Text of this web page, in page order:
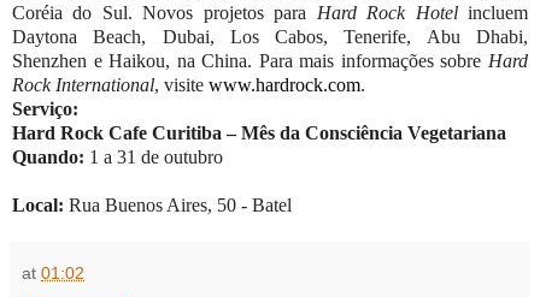
Coréia do Sul. Novos projetos para Hard Rock Hotelincluem
Daytona Beach, Dubai, Los Cabos, Tenerife, Abu Dhabi,
Shenzhen e Haikou, na China. Para mais informações sobre Hard
Rock International, visite www.hardrock.com.
Serviço:
Hard Rock Cafe Curitiba – Mês da Consciência Vegetariana
Quando: 1 a 31 de outubro
Local: Rua Buenos Aires, 50 - Batel
at 01:02